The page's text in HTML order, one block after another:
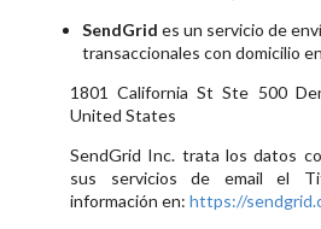
SendGrid es un servicio de
transaccionales con domicilio
1801 California St Ste 500
United States
SendGrid Inc. trata los datos
sus servicios de email el
información en: https://